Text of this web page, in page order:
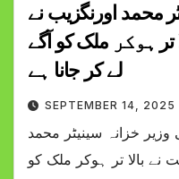
محمد اورنگزیب نے
تر ہوکر ملک کو آگے
لے کر جانا ہے
SEPTEMBER 14, 2025
وزیر خزانہ سینیٹر محمد
نے بالا تر ہوکر ملک کو